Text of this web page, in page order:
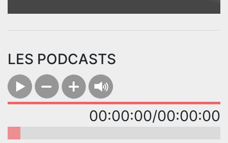
LES PODCASTS
00:00:00/00:00:00